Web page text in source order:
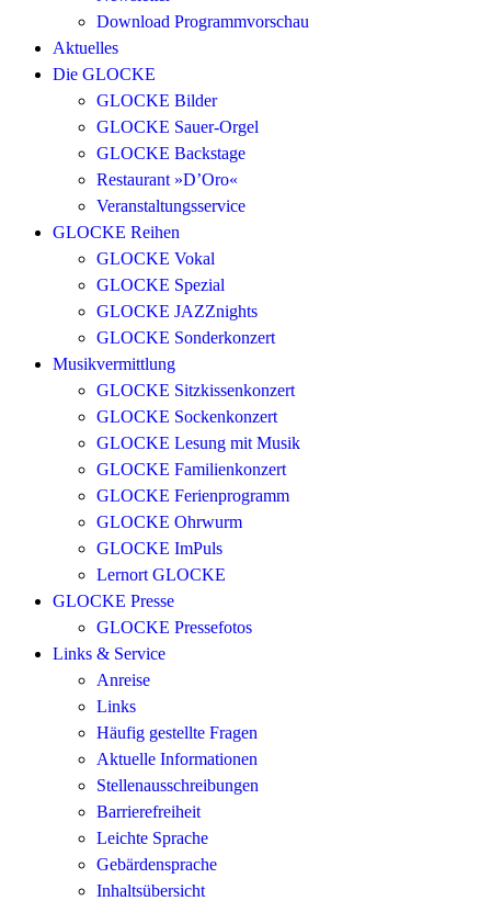
Download Programmvorschau
Aktuelles
Die GLOCKE
GLOCKE Bilder
GLOCKE Sauer-Orgel
GLOCKE Backstage
Restaurant »D’Oro«
Veranstaltungsservice
GLOCKE Reihen
GLOCKE Vokal
GLOCKE Spezial
GLOCKE JAZZnights
GLOCKE Sonderkonzert
Musikvermittlung
GLOCKE Sitzkissenkonzert
GLOCKE Sockenkonzert
GLOCKE Lesung mit Musik
GLOCKE Familienkonzert
GLOCKE Ferienprogramm
GLOCKE Ohrwurm
GLOCKE ImPuls
Lernort GLOCKE
GLOCKE Presse
GLOCKE Pressefotos
Links & Service
Anreise
Links
Häufig gestellte Fragen
Aktuelle Informationen
Stellenausschreibungen
Barrierefreiheit
Leichte Sprache
Gebärdensprache
Inhaltsübersicht